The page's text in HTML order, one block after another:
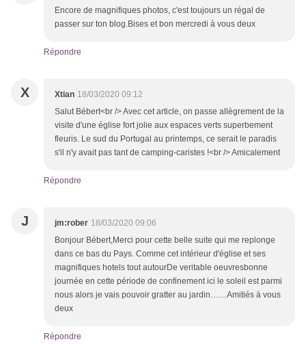
Encore de magnifiques photos, c'est toujours un régal de
passer sur ton blog.Bises et bon mercredi à vous deux
Répondre
X Xtian 18/03/2020 09:12
Salut Bébert<br /> Avec cet article, on passe allègrement de la
visite d'une église fort jolie aux espaces verts superbement
fleuris. Le sud du Portugal au printemps, ce serait le paradis
s'il n'y avait pas tant de camping-caristes !<br /> Amicalement
Répondre
J jm:rober 18/03/2020 09:06
Bonjour Bébert,Merci pour cette belle suite qui me replonge
dans ce bas du Pays. Comme cet intérieur d'église et ses
magnifiques hotels tout autourDe veritable oeuvresbonne
journée en cette période de confinement ici le soleil est parmi
nous alors je vais pouvoir gratter au jardin……Amitiés à vous
deux
Répondre